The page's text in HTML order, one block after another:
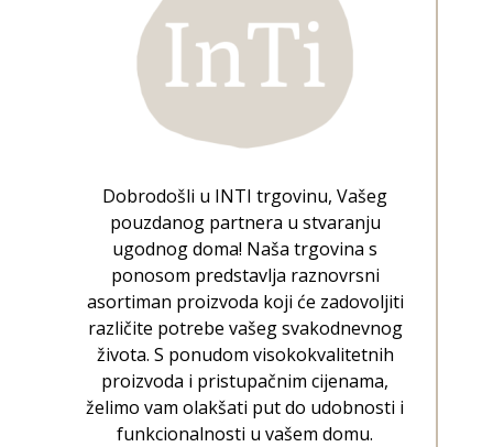
Dobrodošli u INTI trgovinu, Vašeg
pouzdanog partnera u stvaranju
ugodnog doma! Naša trgovina s
ponosom predstavlja raznovrsni
asortiman proizvoda koji će zadovoljiti
različite potrebe vašeg svakodnevnog
života. S ponudom visokokvalitetnih
proizvoda i pristupačnim cijenama,
želimo vam olakšati put do udobnosti i
funkcionalnosti u vašem domu.